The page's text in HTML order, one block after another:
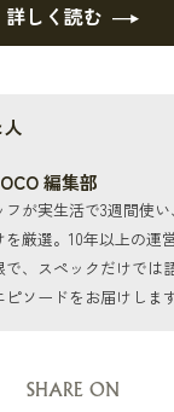
詳しく読む
編集部
フが実生活で3週間使
を厳選。10年以上の運
で、スペックだけでは
ピソードをお届けします
SHARE ON